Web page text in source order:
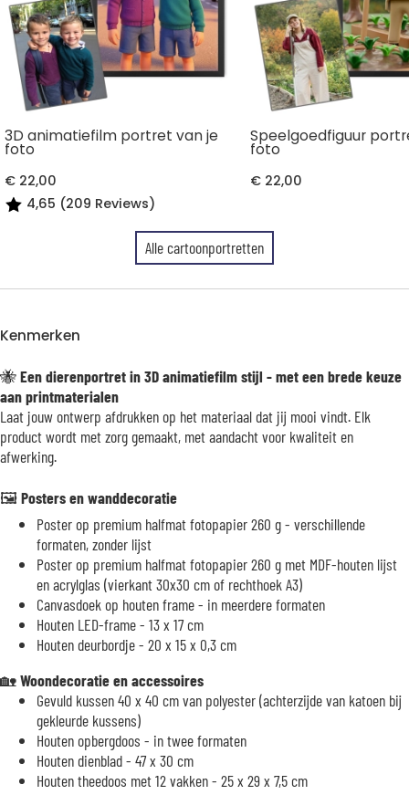
3D animatiefilm portret van je
foto
€ 22,00
4,65 (209 Reviews)
Speelgoedfiguur
foto
€ 22,00
Alle cartoonportretten
Kenmerken
🐝Een dierenportret in 3D animatiefilm stijl - met een brede keuze
aan printmaterialen
Laat jouw ontwerp afdrukken op het materiaal dat jij mooi vindt. Elk
product wordt met zorg gemaakt, met aandacht voor kwaliteit en
afwerking.
🖼️Posters en wanddecoratie
Poster op premium halfmat fotopapier 260 g - verschillende
formaten, zonder lijst
Poster op premium halfmat fotopapier 260 g met MDF-houten lijst
en acrylglas (vierkant 30x30 cm of rechthoek A3)
Canvasdoek op houten frame - in meerdere formaten
Houten LED-frame - 13 x 17 cm
Houten deurbordje - 20 x 15 x 0,3 cm
🏡Woondecoratie en accessoires
Gevuld kussen 40 x 40 cm van polyester (achterzijde van katoen bij
gekleurde kussens)
Houten opbergdoos - in twee formaten
Houten dienblad - 47 x 30 cm
Houten theedoos met 12 vakken - 25 x 29 x 7,5 cm